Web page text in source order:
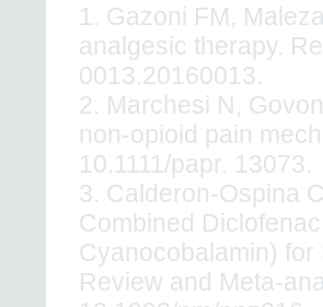
1. Gazoni FM,
analgesic therapy.
0013.20160013.
2. Marchesi N,
non-opioid pain
10.1111/papr. 13073.
3. Calderon-Ospina
Combined
Cyanocobalamin)
Review and Meta-